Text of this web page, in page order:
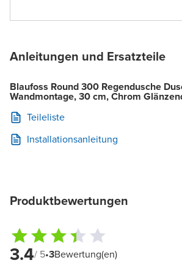
Anleitungen und Ersatzteile
Blaufoss Round 300 Regendusche
Wandmontage, 30 cm, Chrom
Teileliste
Installationsanleitung
Produktbewertungen
3.4/ 5•3Bewertung(en)